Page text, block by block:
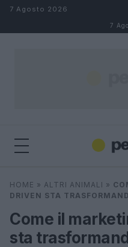
Salta al contenuto
7 Agosto 2026
7
Cerca
HOME » ALTRI ANIMALI »
DRIVEN STA
Come il
sta